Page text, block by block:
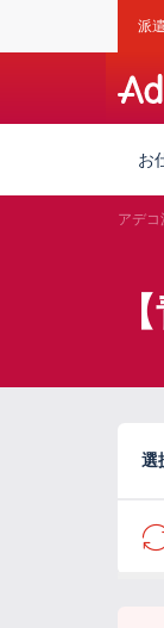
派
お
アデコ
選